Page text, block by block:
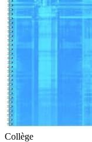
Collège